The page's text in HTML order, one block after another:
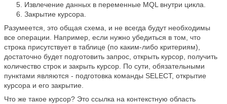
Извлечение данных в переменные MQL внутри цикла.
Закрытие курсора.
Разумеется, это общая схема, и не всегда будут необходимы
все операции. Например, если нужно убедиться в том, что
строка присутствует в таблице (по каким-либо критериям),
достаточно будет подготовить запрос, открыть курсор, получить
количество строк и закрыть курсор. По сути, обязательными
пунктами являются - подготовка команды SELECT, открытие
курсора и его закрытие.
Что же такое курсор? Это ссылка на контекстную область